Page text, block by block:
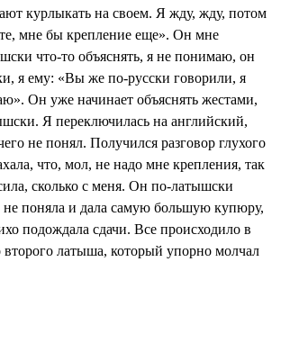
курлыкать на своем. Я жду, жду, потом
мне бы крепление еще». Он мне
что-то объяснять, я не понимаю, он
я ему: «Вы же по-русски говорили, я
Он уже начинает объяснять жестами,
Я переключилась на английский,
не понял. Получился разговор глухого
что, мол, не надо мне крепления, так
сколько с меня. Он по-латышски
не поняла и дала самую большую купюру,
подождала сдачи. Все происходило в
второго латыша, который упорно молчал